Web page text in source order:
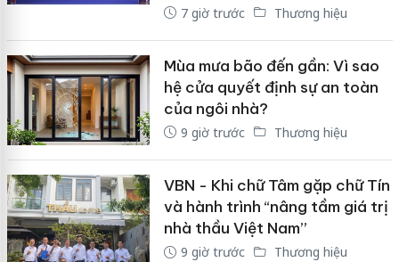
7 giờ trước Thương hiệu
Mùa mưa bão đến gần: Vì sao
hệ cửa quyết định sự an toàn
của ngôi nhà?
9 giờ trước Thương hiệu
VBN - Khi chữ Tâm gặp chữ Tín
và hành trình “nâng tầm giá trị
nhà thầu Việt Nam”
9 giờ trước Thương hiệu